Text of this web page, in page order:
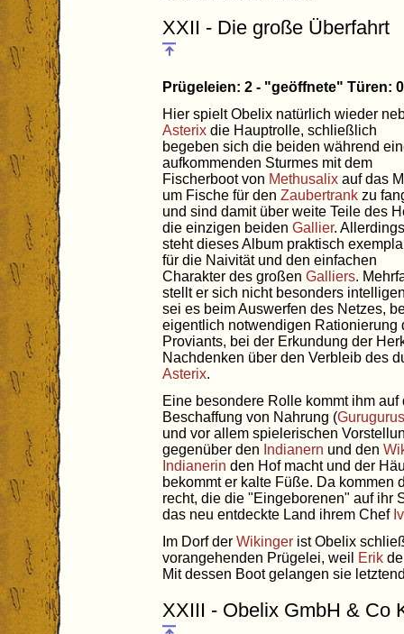
XXII - Die große Überfahrt
Prügeleien: 2 - "geöffnete" Türen:
Hier spielt Obelix natürlich wieder
Asterix die Hauptrolle, schließlich
begeben sich die beiden während
aufkommenden Sturmes mit dem
Fischerboot von Methusalix auf das
um Fische für den Zaubertrank zu
und sind damit über weite Teile des
die einzigen beiden Gallier. Allerdings
steht dieses Album praktisch
für die Naivität und den einfachen
Charakter des großen Galliers.
stellt er sich nicht besonders
sei es beim Auswerfen des Netzes,
eigentlich notwendigen Rationierung
Proviants, bei der Erkundung der
Nachdenken über den Verbleib des
Asterix.
Eine besondere Rolle kommt ihm
Beschaffung von Nahrung (Gurugurus
und vor allem spielerischen
gegenüber den Indianern und den
Indianerin den Hof macht und der
bekommt er kalte Füße. Da kommen
recht, die die "Eingeborenen" auf ihr
das neu entdeckte Land ihrem Chef
Im Dorf der Wikinger ist Obelix
vorangehenden Prügelei, weil
Erik
Mit dessen Boot gelangen sie
XXIII - Obelix GmbH & Co